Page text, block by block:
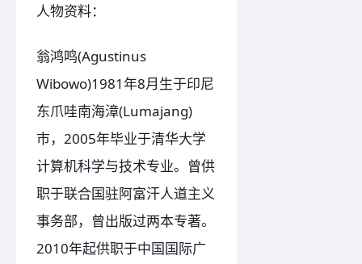
人物资料：
翁鸿鸣(Agustinus
Wibowo)1981年8月生于印尼
东爪哇南海漳(Lumajang)
市，2005年毕业于清华大学
计算机科学与技术专业。曾供
职于联合国驻阿富汗人道主义
事务部，曾出版过两本专著。
2010年起供职于中国国际广